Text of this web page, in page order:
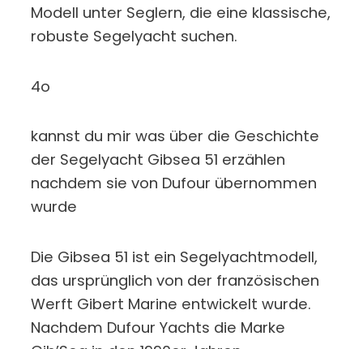
Modell unter Seglern, die eine klassische,
robuste Segelyacht suchen.
4o
kannst du mir was über die Geschichte
der Segelyacht Gibsea 51 erzählen
nachdem sie von Dufour übernommen
wurde
Die Gibsea 51 ist ein Segelyachtmodell,
das ursprünglich von der französischen
Werft Gibert Marine entwickelt wurde.
Nachdem Dufour Yachts die Marke